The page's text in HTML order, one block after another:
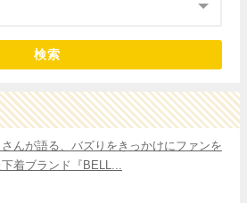
検索
さんが語る、バズりをきっかけにファンを
着ブランド『BELL...